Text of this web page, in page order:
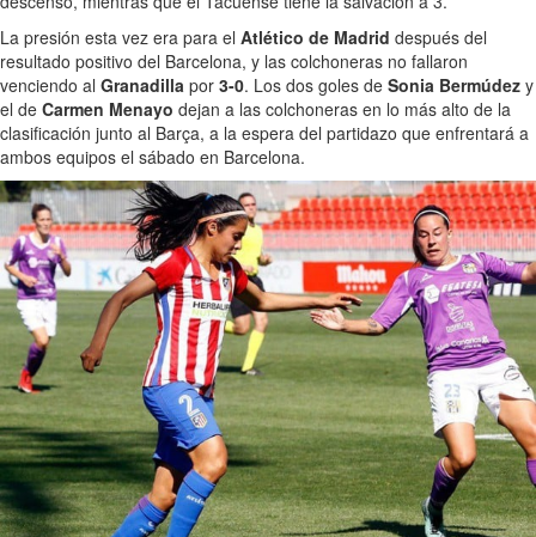
La presión esta vez era para el Atlético de Madrid después del
resultado positivo del Barcelona, y las colchoneras no fallaron
venciendo al Granadilla por 3-0. Los dos goles de Sonia Bermúdez y
el de Carmen Menayo dejan a las colchoneras en lo más alto de la
clasificación junto al Barça, a la espera del partidazo que enfrentará a
ambos equipos el sábado en Barcelona.